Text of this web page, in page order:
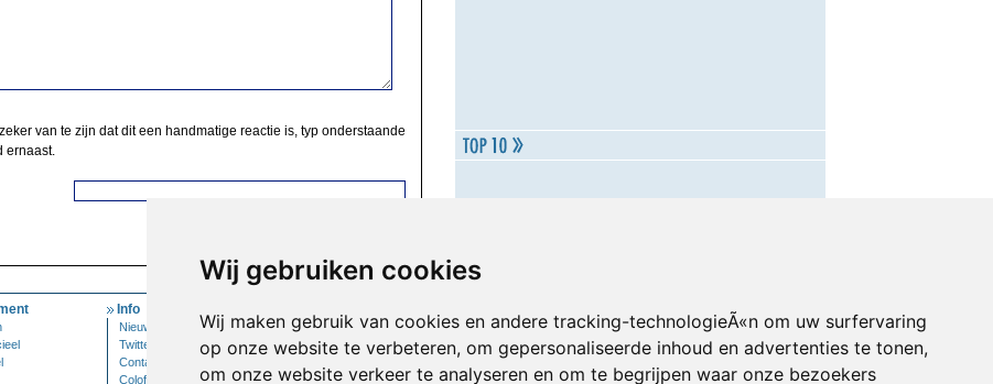
Wij gebruiken cookies
Wij maken gebruik van cookies en andere tracking-technologieÃ«n om uw surfervaring
op onze website te verbeteren, om gepersonaliseerde inhoud en advertenties te tonen,
om onze website verkeer te analyseren en om te begrijpen waar onze bezoekers
van te zijn dat dit een handmatige reactie is, typ onderstaande
ernaast.
Info
Nieuwsbrief
Twitter
Contact
Colofon
Inloggen